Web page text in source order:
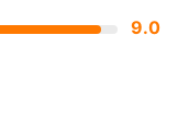
9.0